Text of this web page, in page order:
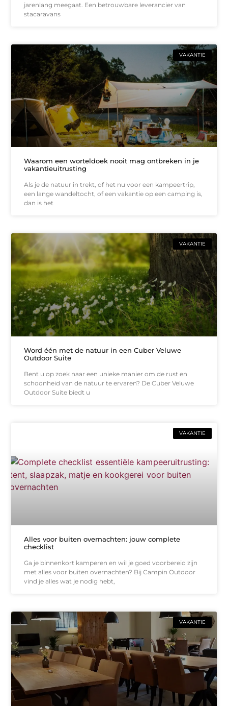
jarenlang meegaat. Een betrouwbare leverancier van
stacaravans
VAKANTIE
Waarom een worteldoek nooit mag ontbreken in je
vakantieuitrusting
Als je de natuur in trekt, of het nu voor een kampeertrip,
een lange wandeltocht, of een vakantie op een camping is,
dan is het
VAKANTIE
Word één met de natuur in een Cuber Veluwe
Outdoor Suite
Bent u op zoek naar een unieke manier om de rust en
schoonheid van de natuur te ervaren? De Cuber Veluwe
Outdoor Suite biedt u
VAKANTIE
Alles voor buiten overnachten: jouw complete
checklist
Ga je binnenkort kamperen en wil je goed voorbereid zijn
met alles voor buiten overnachten? Bij Campin Outdoor
vind je alles wat je nodig hebt,
VAKANTIE